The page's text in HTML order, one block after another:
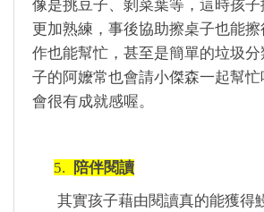
像是挑豆子、剝菜葉等，這時孩
更加熟練，事後協助擦桌子也能
作也能幫忙，甚至是簡單的垃圾
子的阿嬤常也會請小傑森一起幫
會很有成就感喔。
5.
陪伴閱讀
其實孩子藉由閱讀真的能獲得